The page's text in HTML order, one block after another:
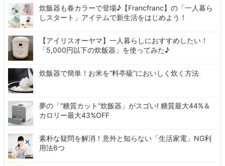
炊飯器も春カラーで登場♪【Francfranc】の「一人暮ら
しスタート」アイテムで新生活をはじめよう！
【アイリスオーヤマ】一人暮らしにおすすめしたい！
「5,000円以下の炊飯器」を使ってみた♪
炊飯器で簡単！お米を“料亭級”においしく炊く方法
夢の「“糖質カット”炊飯器」がスゴい! 糖質最大44%＆
カロリー最大43%OFF
素朴な疑問を解消！意外と知らない「生活家電」NG利
用法6つ